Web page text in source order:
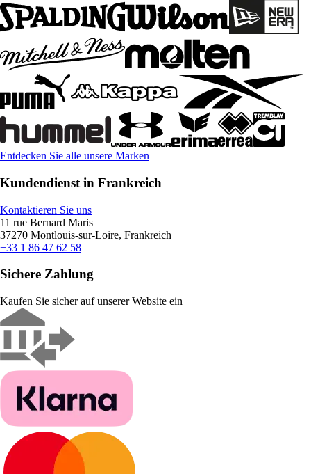
Entdecken Sie alle unsere Marken
Kundendienst in Frankreich
Kontaktieren Sie uns
11 rue Bernard Maris
37270 Montlouis-sur-Loire, Frankreich
+33 1 86 47 62 58
Sichere Zahlung
Kaufen Sie sicher auf unserer Website ein